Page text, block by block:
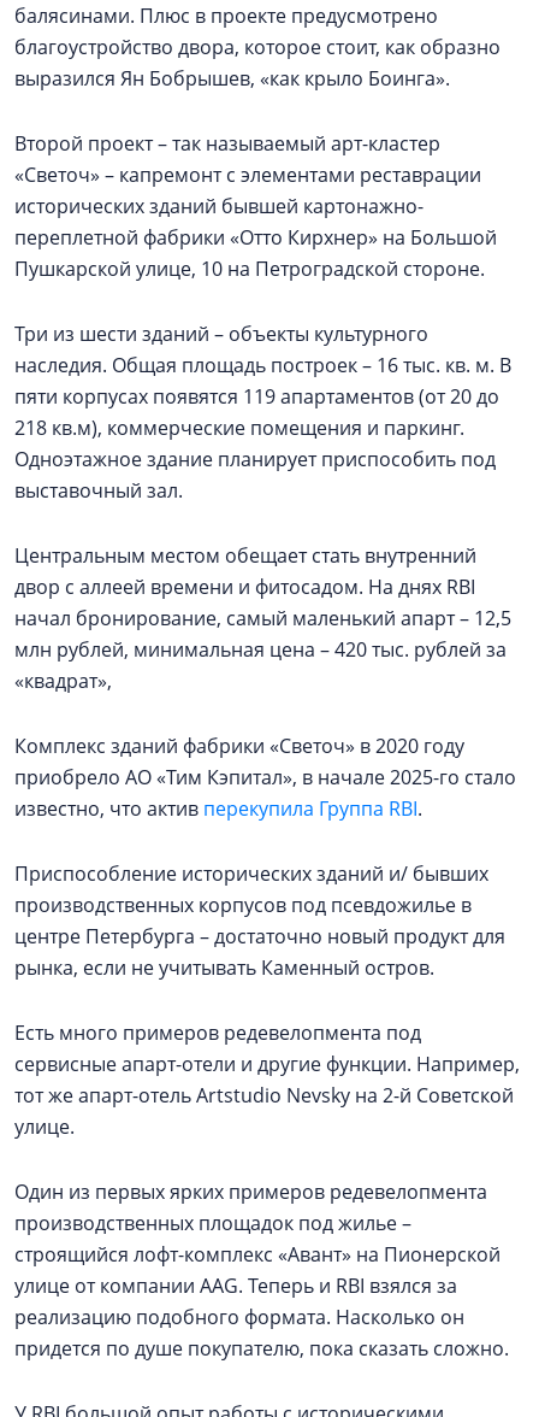
балясинами. Плюс в проекте предусмотрено
благоустройство двора, которое стоит, как образно
выразился Ян Бобрышев, «как крыло Боинга».
Второй проект – так называемый арт-кластер
«Светоч» – капремонт с элементами реставрации
исторических зданий бывшей картонажно-
переплетной фабрики «Отто Кирхнер» на Большой
Пушкарской улице, 10 на Петроградской стороне.
Три из шести зданий – объекты культурного
наследия. Общая площадь построек – 16 тыс. кв. м. В
пяти корпусах появятся 119 апартаментов (от 20 до
218 кв.м), коммерческие помещения и паркинг.
Одноэтажное здание планирует приспособить под
выставочный зал.
Центральным местом обещает стать внутренний
двор с аллеей времени и фитосадом. На днях RBI
начал бронирование, самый маленький апарт – 12,5
млн рублей, минимальная цена – 420 тыс. рублей за
«квадрат»,
Комплекс зданий фабрики «Светоч» в 2020 году
приобрело АО «Тим Кэпитал», в начале 2025-го стало
известно, что актив перекупила Группа RBI.
Приспособление исторических зданий и/ бывших
производственных корпусов под псевдожилье в
центре Петербурга – достаточно новый продукт для
рынка, если не учитывать Каменный остров.
Есть много примеров редевелопмента под
сервисные апарт-отели и другие функции. Например,
тот же апарт-отель Artstudio Nevsky на 2-й Советской
улице.
Один из первых ярких примеров редевелопмента
производственных площадок под жилье –
строящийся лофт-комплекс «Авант» на Пионерской
улице от компании AAG. Теперь и RBI взялся за
реализацию подобного формата. Насколько он
придется по душе покупателю, пока сказать сложно.